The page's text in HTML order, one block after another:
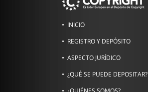
INICIO
REGISTRO Y DEPÓSITO
ASPECTO JURÍDICO
¿QUÉ SE PUEDE DEPOSITAR?